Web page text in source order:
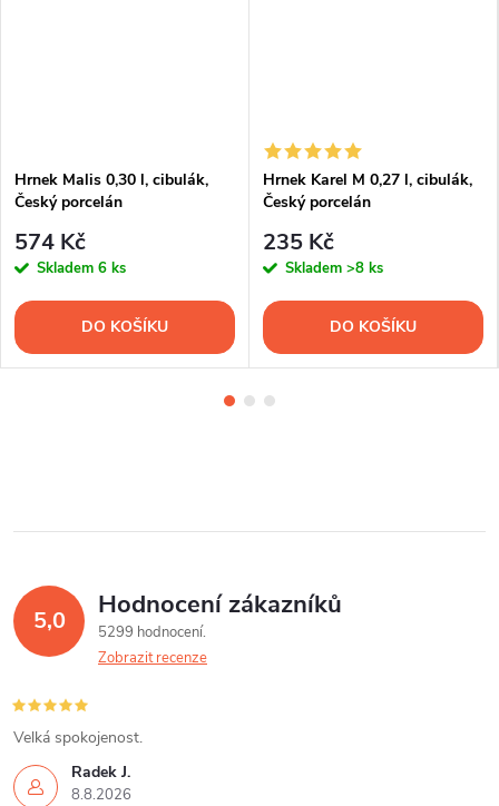
Hrnek Malis 0,30 l, cibulák,
Český porcelán
574 Kč
Skladem 6 ks
DO KOŠÍKU
Hrnek Karel M 0,27 l, cibulák,
Český porcelán
235 Kč
Skladem >8 ks
DO KOŠÍKU
5,0 Hodnocení zákazníků
5299 hodnocení
Zobrazit recenze
Radek J.
8.8.2026
Velká spokojenost.